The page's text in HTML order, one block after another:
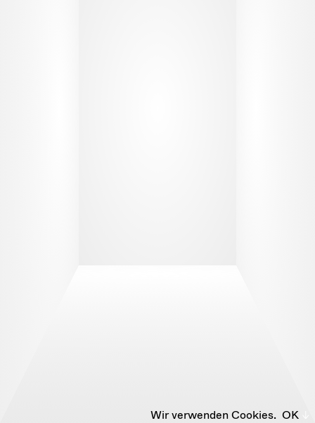
Wir verwenden Cookies. OK